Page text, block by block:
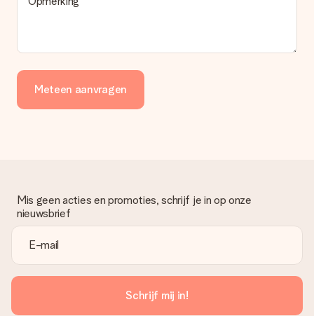
Meteen aanvragen
Mis geen acties en promoties, schrijf je in op onze
nieuwsbrief
Schrijf mij in!